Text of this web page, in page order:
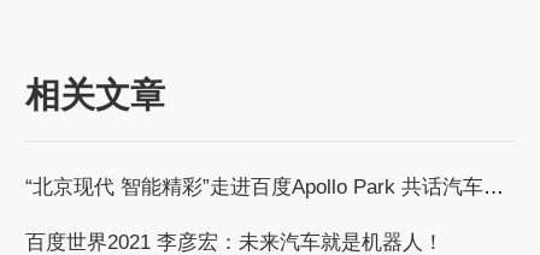
相关文章
“北京现代 智能精彩”走进百度Apollo Park 共话汽车智能化发展浪潮
百度世界2021 李彦宏：未来汽车就是机器人！